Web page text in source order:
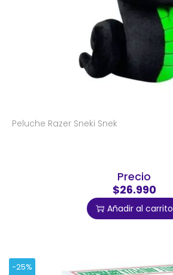
Peluche Razer Sneki Snek
Precio
$26.990
Añadir al carrito
-25%